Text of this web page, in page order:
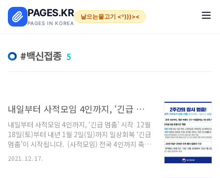
PAGES.KR
PAGES IN KOREA
날으는물고기 <º)))><
백신접종 5
내일부터 사적모임 4인까지, ‘긴급 멈춤’ 시작
내일부터 사적모임 4인까지, ‘긴급 멈춤’ 시작 ​ 12월
18일(토)부터 내년 1월 2일(일)까지 일상회복 ‘긴급
멈춤’이 시작됩니다. ​ (사적모임) 전국 4인까지 축소
- 식당·카페의 경우 미접종자는 1인 단독 이용만 허
용 ※ PCR음성 확인자, 18세 이하, 완치자, 불가피
2021. 12. 17.